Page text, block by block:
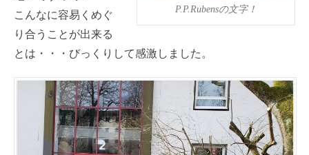
P.P.Rubensの文字！
こんなに容易くめぐ
り合うことが出来る
とは・・・びっくりして感激しました。